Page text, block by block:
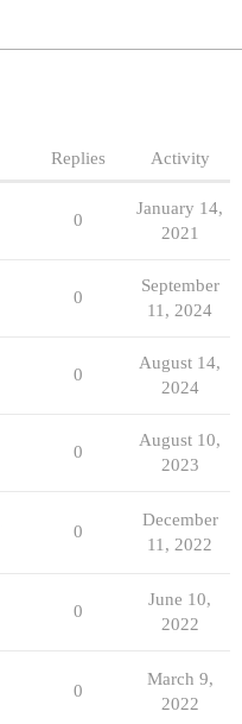
Replies Activity
0
January 14,
2021
0
September
11, 2024
0
August 14,
2024
0
August 10,
2023
0
December
11, 2022
0
June 10,
2022
0
March 9,
2022